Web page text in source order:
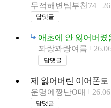
무적해변팀부천74
답댓글
애초에 안 잃어버렸
꽈랑꽈랑여름
답댓글
제 잃어버린 이어폰도
운명에짱난O매
답댓글